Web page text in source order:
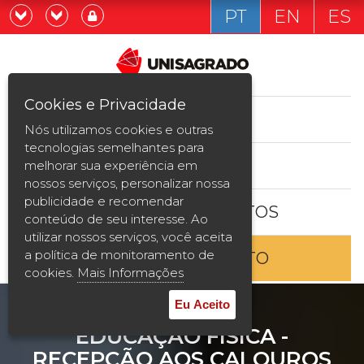
Graduação
Pós-graduação e MBA
Curta Duração
Vestibular
2ª Graduação
Transferência
Reingresso
Já sou estudande
Quero ser estudante
PT EN ES
ESTUDE AQUI
BOLSAS E DESCONTOS
ENTRE EM CONTATO
EDUCAÇÃO FÍSICA -
Cookies e Privacidade
Nós utilizamos cookies e outras
tecnologias semelhantes para
melhorar sua experiência em
nossos serviços, personalizar nossa
publicidade e recomendar
conteúdo de seu interesse. Ao
utilizar nossos serviços, você aceita
a política de monitoramento de
cookies. Mais Informações
Eu Aceito